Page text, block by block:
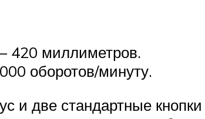
420 миллиметров.
оборотов/минуту.
и две стандартные